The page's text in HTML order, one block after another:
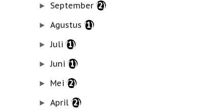
► September(2)
►Agustus(1)
►Juli(1)
►Juni(1)
► Mei(2)
►April(2)